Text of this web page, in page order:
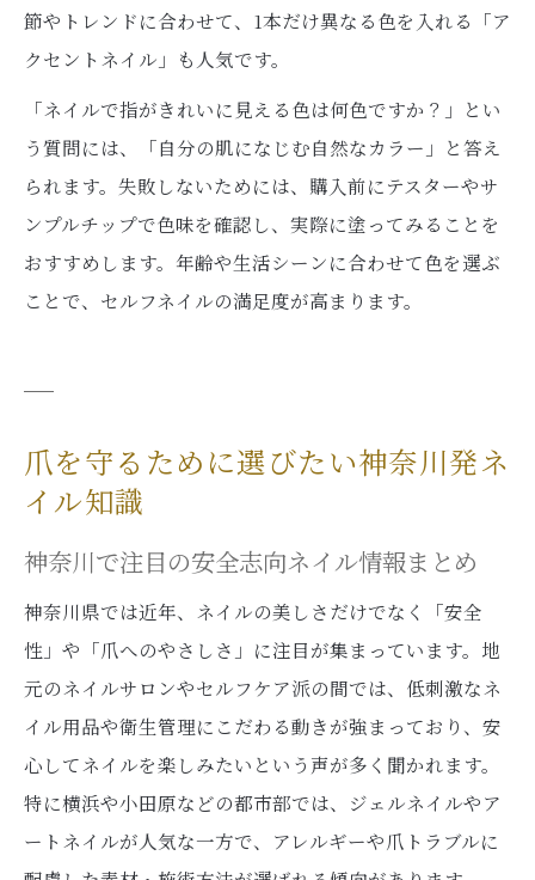
節やトレンドに合わせて、1本だけ異なる色を入れる「ア
クセントネイル」も人気です。
「ネイルで指がきれいに見える色は何色ですか？」とい
う質問には、「自分の肌になじむ自然なカラー」と答え
られます。失敗しないためには、購入前にテスターやサ
ンプルチップで色味を確認し、実際に塗ってみることを
おすすめします。年齢や生活シーンに合わせて色を選ぶ
ことで、セルフネイルの満足度が高まります。
爪を守るために選びたい神奈川発ネ
イル知識
神奈川で注目の安全志向ネイル情報まとめ
神奈川県では近年、ネイルの美しさだけでなく「安全
性」や「爪へのやさしさ」に注目が集まっています。地
元のネイルサロンやセルフケア派の間では、低刺激なネ
イル用品や衛生管理にこだわる動きが強まっており、安
心してネイルを楽しみたいという声が多く聞かれます。
特に横浜や小田原などの都市部では、ジェルネイルやア
ートネイルが人気な一方で、アレルギーや爪トラブルに